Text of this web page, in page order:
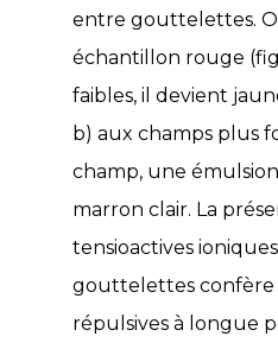
entre gouttelettes.
échantillon rouge
faibles, il devient
b) aux champs plus
champ, une
marron clair. La
tensioactives
gouttelettes confère
répulsives à longue